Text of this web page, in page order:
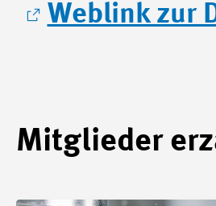
Weblink zur
Mitglieder